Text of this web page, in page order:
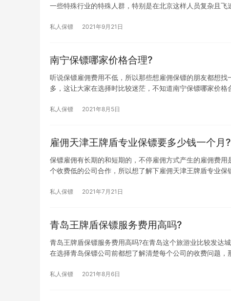
一些特殊行业的特殊人群，特别是在北京这样人员复杂且
私人保镖 2021年9月21日
南宁保镖哪家价格合理?
听说保镖雇佣费用不低，所以那些想雇佣保镖的朋友都想
多，这让大家在选择时比较迷茫，不知道南宁保镖哪家价格
私人保镖 2021年8月5日
雇佣天津王牌盾专业保镖要多少钱一个月?
保镖雇佣有长期的和短期的，不停雇佣方式产生的雇佣费
个收费低的公司合作，所以想了解下雇佣天津王牌盾专业
私人保镖 2021年7月21日
青岛王牌盾保镖服务费用高吗?
青岛王牌盾保镖服务费用高吗?在青岛这个旅游业比较发达
在选择青岛保镖公司前都想了解清楚每个公司的收费问题
私人保镖 2021年8月6日